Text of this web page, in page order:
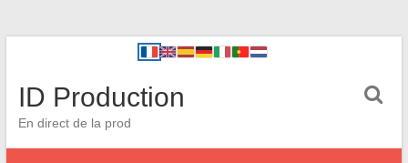
ID Production
En direct de la prod